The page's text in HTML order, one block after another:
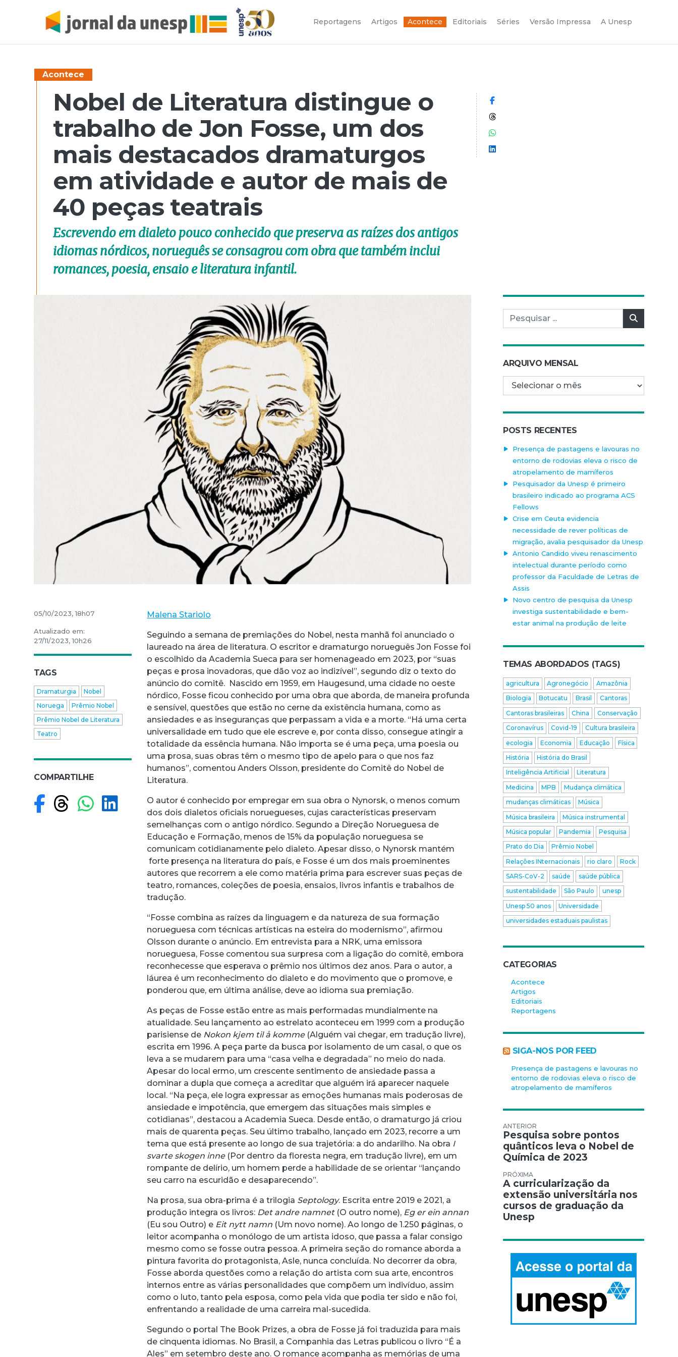
Reportagens Artigos Acontece Editoriais Séries Versão Impressa A Unesp
Acontece
Nobel de Literatura distingue o
trabalho de Jon Fosse, um dos
mais destacados dramaturgos
em atividade e autor de mais de
40 peças teatrais
Escrevendo em dialeto pouco conhecido que preserva as raízes dos antigos
idiomas nórdicos, norueguês se consagrou com obra que também inclui
romances, poesia, ensaio e literatura infantil.
Compartilhar no Facebook
Compartilhar no Threads
Compartilhar no WhatsApp
Compartilhar no LinkedIn
Malena Stariolo
Seguindo a semana de premiações do Nobel, nesta manhã foi anunciado o
laureado na área de literatura. O escritor e dramaturgo norueguês Jon Fosse foi
o escolhido da Academia Sueca para ser homenageado em 2023, por “suas
peças e prosa inovadoras, que dão voz ao indizível”, segundo diz o texto do
anúncio do comitê. Nascido em 1959, em Haugesund, uma cidade no oeste
nórdico, Fosse ficou conhecido por uma obra que aborda, de maneira profunda
e sensível, questões que estão no cerne da existência humana, como as
ansiedades e as inseguranças que perpassam a vida e a morte. “Há uma certa
universalidade em tudo que ele escreve e, por conta disso, consegue atingir a
totalidade da essência humana. Não importa se é uma peça, uma poesia ou
uma prosa, suas obras têm o mesmo tipo de apelo para o que nos faz
humanos”, comentou Anders Olsson, presidente do Comitê do Nobel de
Literatura.
O autor é conhecido por empregar em sua obra o Nynorsk, o menos comum
dos dois dialetos oficiais noruegueses, cujas características preservam
semelhanças com o antigo nórdico. Segundo a Direção Norueguesa de
Educação e Formação, menos de 15% da população norueguesa se
comunicam cotidianamente pelo dialeto. Apesar disso, o Nynorsk mantém
forte presença na literatura do país, e Fosse é um dos mais proeminentes
autores que recorrem a ele como matéria prima para escrever suas peças de
teatro, romances, coleções de poesia, ensaios, livros infantis e trabalhos de
tradução.
“Fosse combina as raízes da linguagem e da natureza de sua formação
norueguesa com técnicas artísticas na esteira do modernismo”, afirmou
Olsson durante o anúncio. Em entrevista para a NRK, uma emissora
norueguesa, Fosse comentou sua surpresa com a ligação do comitê, embora
reconhecesse que esperava o prêmio nos últimos dez anos. Para o autor, a
láurea é um reconhecimento do dialeto e do movimento que o promove, e
ponderou que, em última análise, deve ao idioma sua premiação.
As peças de Fosse estão entre as mais performadas mundialmente na
atualidade. Seu lançamento ao estrelato aconteceu em 1999 com a produção
parisiense de Nokon kjem til å komme(Alguém vai chegar, em tradução livre),
escrita em 1996. A peça parte da busca por isolamento de um casal, o que os
leva a se mudarem para uma “casa velha e degradada” no meio do nada.
Apesar do local ermo, um crescente sentimento de ansiedade passa a
dominar a dupla que começa a acreditar que alguém irá aparecer naquele
local. “Na peça, ele logra expressar as emoções humanas mais poderosas de
ansiedade e impotência, que emergem das situações mais simples e
cotidianas”, destacou a Academia Sueca. Desde então, o dramaturgo já criou
mais de quarenta peças. Seu último trabalho, lançado em 2023, recorre a um
tema que está presente ao longo de sua trajetória: a do andarilho. Na obra I
svarte skogen inne (Por dentro da floresta negra, em tradução livre), em um
rompante de delírio, um homem perde a habilidade de se orientar “lançando
seu carro na escuridão e desaparecendo”.
Na prosa, sua obra-prima é a trilogia Septology. Escrita entre 2019 e 2021, a
produção integra os livros: Det andre namnet (O outro nome), Eg er ein annan
(Eu sou Outro) e Eit nytt namn (Um novo nome). Ao longo de 1.250 páginas, o
leitor acompanha o monólogo de um artista idoso, que passa a falar consigo
mesmo como se fosse outra pessoa. A primeira seção do romance aborda a
pintura favorita do protagonista, Asle, nunca concluída. No decorrer da obra,
Fosse aborda questões como a relação do artista com sua arte, encontros
internos entre as várias personalidades que compõem um indivíduo, assim
como o luto, tanto pela esposa, como pela vida que podia ter sido e não foi,
enfrentando a realidade de uma carreira mal-sucedida.
Segundo o portal The Book Prizes, a obra de Fosse já foi traduzida para mais
de cinquenta idiomas. No Brasil, a Companhia das Letras publicou o livro “É a
Ales” em setembro deste ano. O romance acompanha as memórias de uma
05/10/2023, 18h07
Atualizado em:
27/11/2023, 10h26
TAGS
Dramaturgia
Nobel
Noruega
Prêmio Nobel
Prêmio Nobel de Literatura
Teatro
COMPARTILHE
Compartilhar no Facebook
Compartilhar no Threads
Compartilhar no WhatsApp
Compartilhar no LinkedIn
Pesquisar por:
ARQUIVO MENSAL
Arquivo mensal
POSTS RECENTES
Presença de pastagens e lavouras no
entorno de rodovias eleva o risco de
atropelamento de mamíferos
Pesquisador da Unesp é primeiro
brasileiro indicado ao programa ACS
Fellows
Crise em Ceuta evidencia
necessidade de rever políticas de
migração, avalia pesquisador da Unesp
Antonio Candido viveu renascimento
intelectual durante período como
professor da Faculdade de Letras de
Assis
Novo centro de pesquisa da Unesp
investiga sustentabilidade e bem-
estar animal na produção de leite
TEMAS ABORDADOS (TAGS)
agricultura Agronegócio
Amazônia
Biologia
Botucatu Brasil
Cantoras
Cantoras brasileiras
China
Conservação
Coronavírus
Covid-19
Cultura brasileira
ecologia
Economia Educação
Física
História
História do Brasil
Inteligência Artificial
Literatura
Medicina
MPB
Mudança climática
mudanças climáticas
Música
Música brasileira
Música instrumental
Música popular
Pandemia
Pesquisa
Prato do Dia
Prêmio Nobel
Relações INternacionais
rio claro
Rock
SARS-CoV-2
saúde
saúde pública
sustentabilidade
São Paulo
unesp
Unesp 50 anos
Universidade
universidades estaduais paulistas
CATEGORIAS
Acontece
Artigos
Editoriais
Reportagens
SIGA-NOS POR FEED
Presença de pastagens e lavouras no
entorno de rodovias eleva o risco de
atropelamento de mamíferos
Navegação de Post
Pesquisa sobre pontos
quânticos leva o Nobel de
Química de 2023
A curricularização da
extensão universitária nos
cursos de graduação da
Unesp